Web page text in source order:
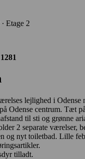
Etage 2
1281
lejlighed i Odense
Odense centrum. Tæt
til sti og grønne
2 separate værelser,
og nyt toiletbad. Lille
tilladt.